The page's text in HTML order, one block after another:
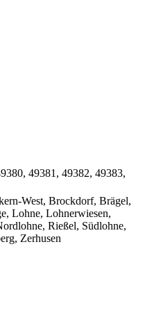
49381, 49382, 49383,
West, Brockdorf, Brägel,
Lohne, Lohnerwiesen,
Rießel, Südlohne,
Zerhusen